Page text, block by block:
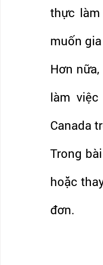
thực
muốn
Hơn
làm
Canada
Trong
hoặc
đơn.